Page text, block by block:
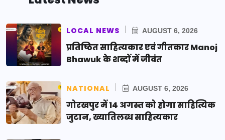
LOCAL NEWS AUGUST 6, 2026
प्रतिष्ठित साहित्यकार एवं गीतकार Manoj
Bhawuk के शब्दों में जीवंत
NATIONAL AUGUST 6, 2026
गोरखपुर में 14 अगस्त को होगा साहित्यिक
जुटान, ख्यातिलब्ध साहित्यकार